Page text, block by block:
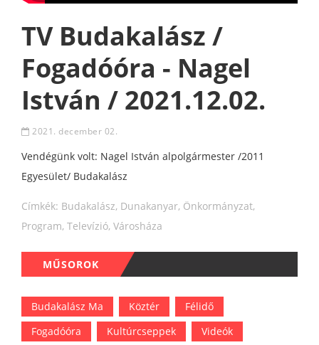
TV Budakalász /
Fogadóóra - Nagel
István / 2021.12.02.
2021. december 02.
Vendégünk volt: Nagel István alpolgármester /2011
Egyesület/ Budakalász
Címkék: Budakalász, Dunakanyar, Önkormányzat,
Program, Televízió, Városháza
MŰSOROK
Budakalász Ma Köztér
Félidő
Fogadóóra
Kultúrcseppek
Videók